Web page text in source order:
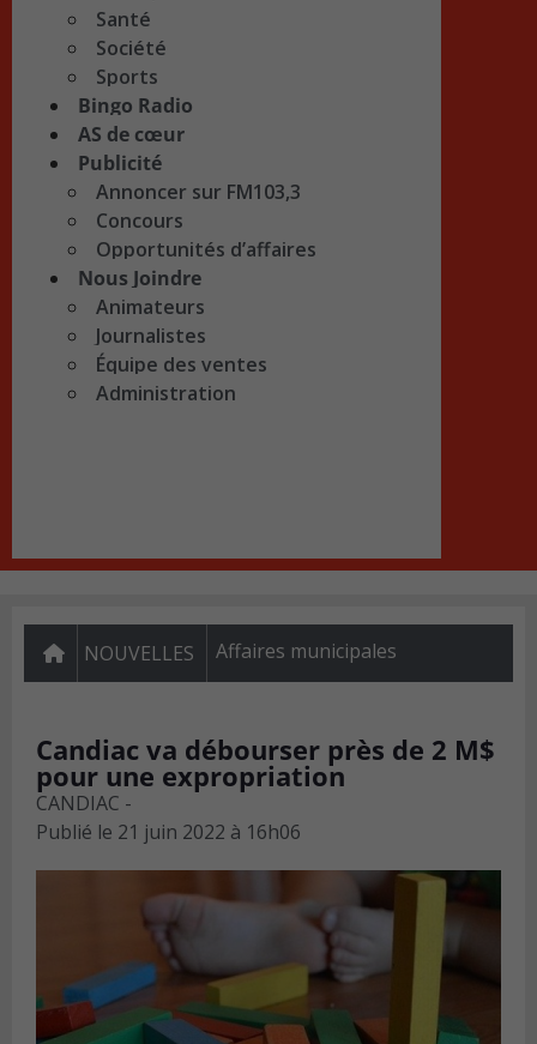
Santé
Société
Sports
Bingo Radio
AS de cœur
Publicité
Annoncer sur FM103,3
Concours
Opportunités d’affaires
Nous Joindre
Animateurs
Journalistes
Équipe des ventes
Administration
NOUVELLES Affaires municipales
Candiac va débourser près de 2 M$
pour une expropriation
CANDIAC -
Publié le 21 juin 2022 à 16h06